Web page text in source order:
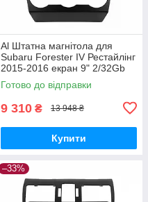
Al Штатна магнітола для
Subaru Forester IV Рестайлінг
2015-2016 екран 9" 2/32Gb
4G Wi-Fi GPS Top Android
Готово до відправки
9 310 ₴ 13 948 ₴
Купити
–33%